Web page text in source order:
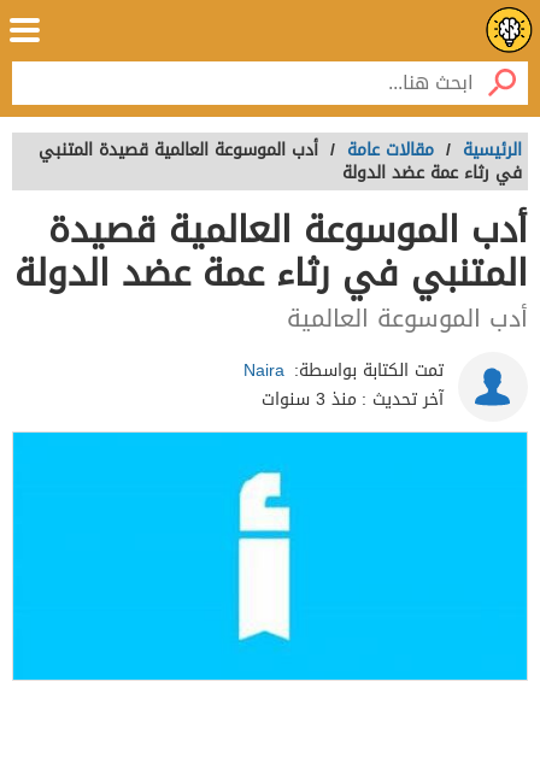
الرئيسية / مقالات عامة / أدب الموسوعة العالمية قصيدة المتنبي
في رثاء عمة عضد الدولة
أدب الموسوعة العالمية قصيدة
المتنبي في رثاء عمة عضد الدولة
أدب الموسوعة العالمية
تمت الكتابة بواسطة: Naira
آخر تحديث : منذ 3 سنوات